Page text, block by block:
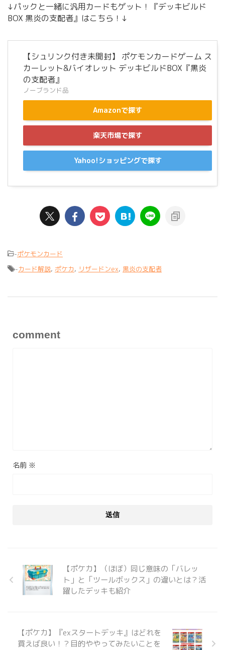
↓パックと一緒に汎用カードもゲット！『デッキビルド
BOX 黒炎の支配者』はこちら！↓
【シュリンク付き未開封】 ポケモンカードゲーム ス
カーレット&バイオレット デッキビルドBOX『黒炎
の支配者』
ノーブランド品
Amazonで探す
楽天市場で探す
Yahoo!ショッピングで探す
-ポケモンカード
-カード解説, ポケカ, リザードンex, 黒炎の支配者
comment
名前 ※
【ポケカ】（ほぼ）同じ意味の「バレッ
ト」と「ツールボックス」の違いとは？活
躍したデッキも紹介
【ポケカ】『exスタートデッキ』はどれを
買えば良い！？目的ややってみたいことを